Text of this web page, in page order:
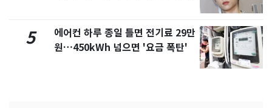
5
에어컨 하루 종일 틀면 전기료 29만
원…450kWh 넘으면 '요금 폭탄'